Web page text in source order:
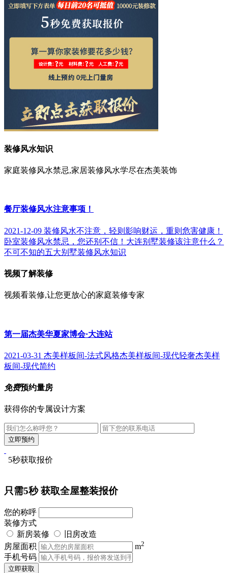
装修风水知识
家庭装修风水禁忌,家居装修风水学尽在杰美装饰
餐厅装修风水注意事项！
2021-12-09 装修风水不注意，轻则影响财运，重则危害健康！
卧室装修风水禁忌，您还别不信！ 大连别墅装修该注意什么？
不可不知的五大别墅装修风水知识
视频了解装修
视频看装修,让您更放心的家庭装修专家
第一届杰美华夏家博会·大连站
2021-03-31 杰美样板间-法式风格杰美样板间-现代轻奢杰美样
板间-现代简约
免费预约量房
获得你的专属设计方案
5秒获取报价
只需5秒获取全屋整装报价
您的称呼
装修方式
新房装修
旧房改造
房屋面积
m2
手机号码
立即获取